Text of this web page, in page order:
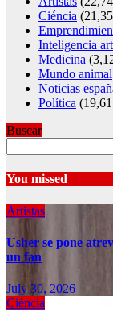
Ciéncia
Inteligencia
Medicina
Mundo animal
Noticias
Política
Buscar
You missed
Artistas
Usher se pone
un fan
July 30, 2026
Ciéncia